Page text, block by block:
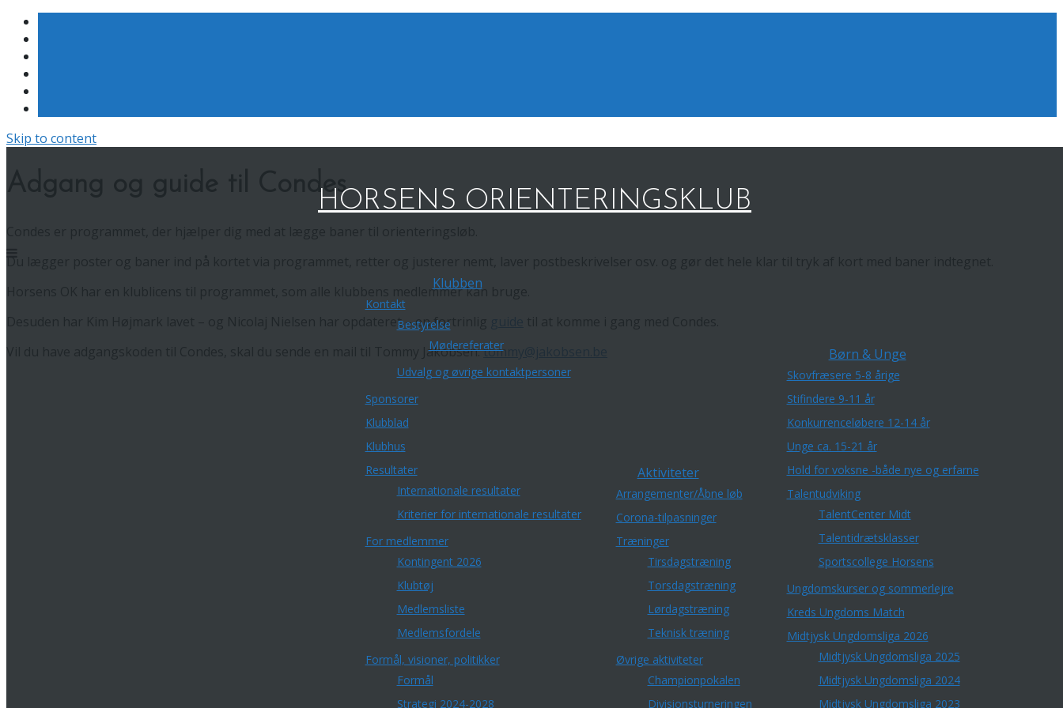
Skip to content
HORSENS ORIENTERINGSKLUB
Klubben
Kontakt
Bestyrelse
Mødereferater
Udvalg og øvrige kontaktpersoner
Sponsorer
Klubblad
Klubhus
Resultater
Internationale resultater
Kriterier for internationale resultater
For medlemmer
Kontingent 2026
Klubtøj
Medlemsliste
Medlemsfordele
Formål, visioner, politikker
Formål
Strategi 2024-2028
Aktiviteter
Arrangementer/Åbne løb
Corona-tilpasninger
Træninger
Tirsdagstræning
Torsdagstræning
Lørdagstræning
Teknisk træning
Øvrige aktiviteter
Championpokalen
Divisionsturneringen
Børn & Unge
Skovfræsere 5-8 årige
Stifindere 9-11 år
Konkurrenceløbere 12-14 år
Unge ca. 15-21 år
Hold for voksne -både nye og erfarne
Talentudviking
TalentCenter Midt
Talentidrætsklasser
Sportscollege Horsens
Ungdomskurser og sommerlejre
Kreds Ungdoms Match
Midtjysk Ungdomsliga 2026
Midtjysk Ungdomsliga 2025
Midtjysk Ungdomsliga 2024
Midtjysk Ungdomsliga 2023
Adgang og guide til Condes
Horsens OK har en klublicens til programmet, som alle klubbens medlemmer kan bruge.
Desuden har Kim Højmark lavet – og Nicolaj Nielsen har opdateret – en fortrinlig
Vil du have adgangskoden til Condes, skal du sende en mail til Tommy Jakobsen:tommy@jakobsen.be